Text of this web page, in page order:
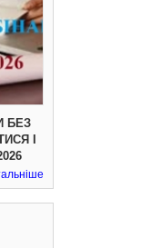
БЕЗ
І